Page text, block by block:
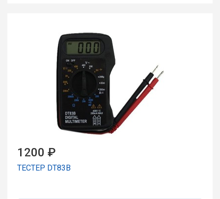
1200 ₽
ТЕСТЕР DT83В